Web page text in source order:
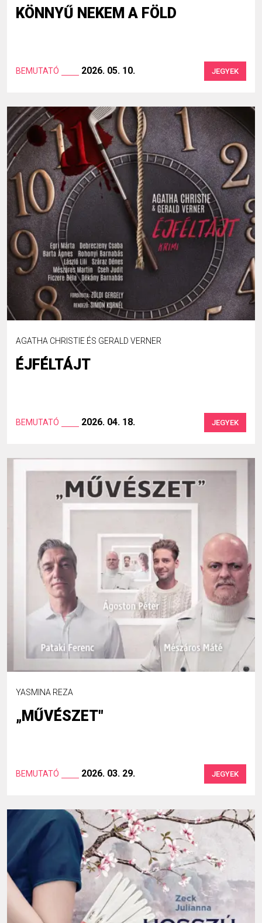
KÖNNYŰ NEKEM A FÖLD
BEMUTATÓ 2026. 05. 10. JEGYEK
AGATHA CHRISTIE ÉS GERALD VERNER
ÉJFÉLTÁJT
BEMUTATÓ 2026. 04. 18. JEGYEK
YASMINA REZA
„MŰVÉSZET"
BEMUTATÓ 2026. 03. 29. JEGYEK